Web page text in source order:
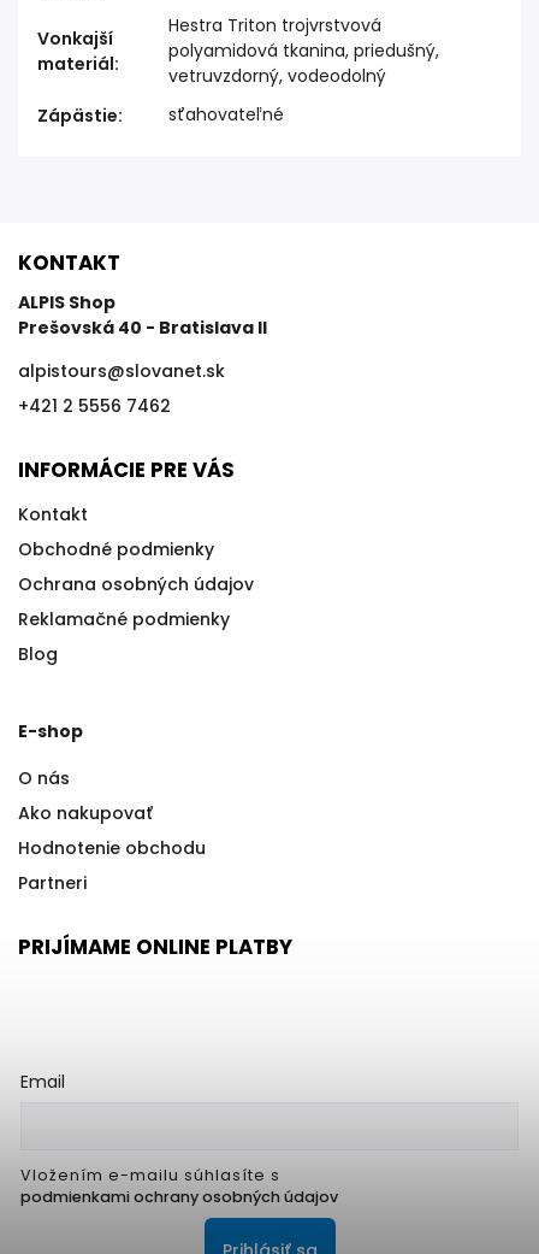
Vonkajší
materiál:
Hestra Triton trojvrstvová
polyamidová tkanina, priedušný,
vetruvzdorný, vodeodolný
Zápästie: sťahovateľné
KONTAKT
ALPIS Shop
Prešovská 40 - Bratislava II
alpistours@slovanet.sk
+421 2 5556 7462
INFORMÁCIE PRE VÁS
Kontakt
Obchodné podmienky
Ochrana osobných údajov
Reklamačné podmienky
Blog
E-shop
O nás
Ako nakupovať
Hodnotenie obchodu
Partneri
PRIJÍMAME ONLINE PLATBY
Email
Vložením e-mailu súhlasíte s
podmienkami ochrany osobných údajov